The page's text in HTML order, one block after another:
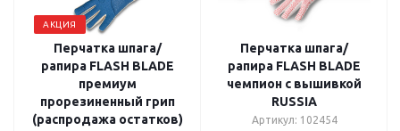
АКЦИЯ
Перчатка шпага/
рапира FLASH BLADE
премиум
прорезиненный грип
(распродажа остатков)
Перчатка шпага/
рапира FLASH BLADE
чемпион с вышивкой
RUSSIA
Артикул: 102454